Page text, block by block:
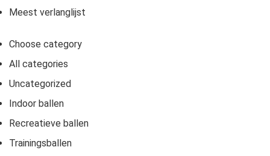
Meest verlanglijst
Choose category
All categories
Uncategorized
Indoor ballen
Recreatieve ballen
Trainingsballen